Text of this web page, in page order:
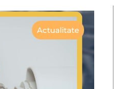
Actualitate